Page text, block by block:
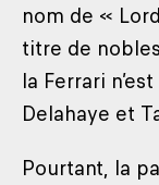
nom de «
titre de
la Ferrari
Delahaye et
Pourtant, la